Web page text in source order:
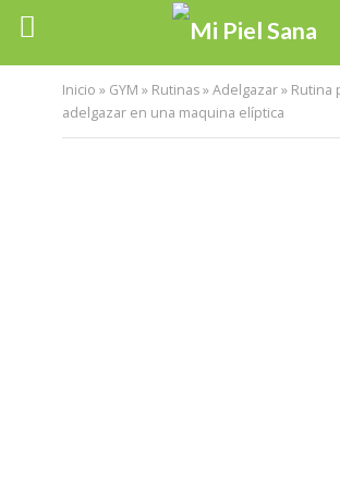
Inicio » GYM » Rutinas»Adelgazar» Rutina
adelgazar en una maquina elíptica